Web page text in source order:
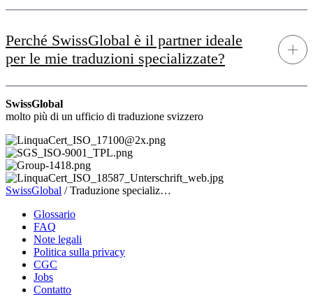
Perché SwissGlobal è il partner ideale
per le mie traduzioni specializzate?
SwissGlobal
molto più di un ufficio di traduzione svizzero
SwissGlobal /Traduzione specializ…
Glossario
FAQ
Note legali
Politica sulla privacy
CGC
Jobs
Contatto